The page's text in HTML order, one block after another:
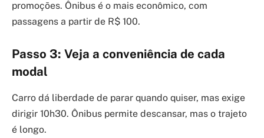
promoções. Ônibus é o mais econômico, com
passagens a partir de R$ 100.
Passo 3: Veja a conveniência de cada
modal
Carro dá liberdade de parar quando quiser, mas exige
dirigir 10h30. Ônibus permite descansar, mas o trajeto
é longo.